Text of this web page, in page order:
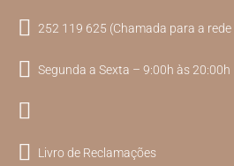
252 119 625 (Chamada para a
Segunda a Sexta – 9:00h às 20:00h
Livro de Reclamações